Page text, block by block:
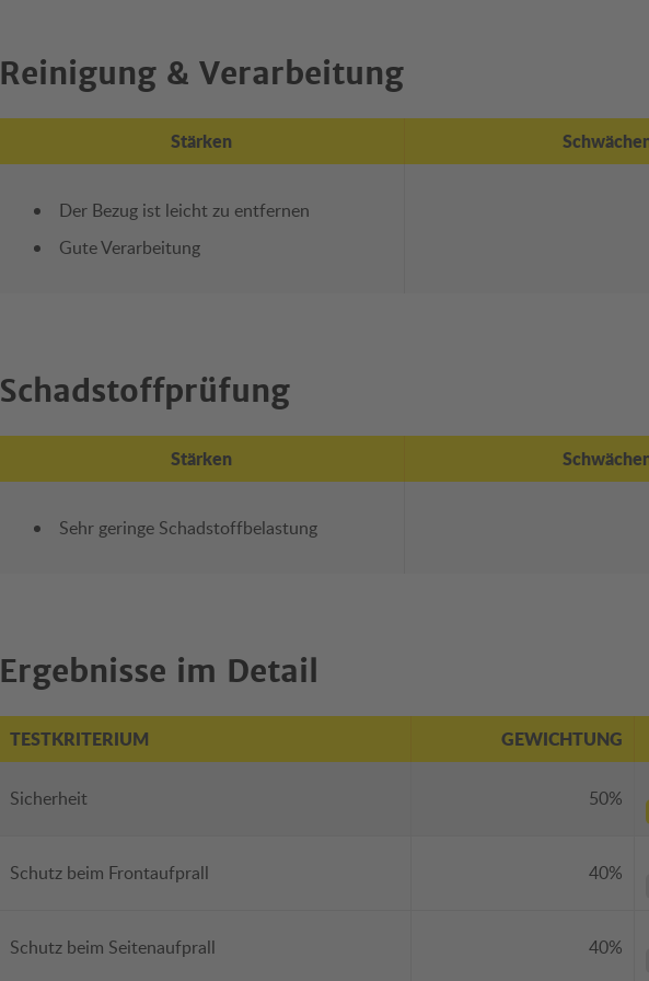
Reinigung & Verarbeitung
Stärken
Der Bezug ist leicht zu entfernen
Gute Verarbeitung
Schadstoffprüfung
Stärken
Sehr geringe Schadstoffbelastung
Ergebnisse im Detail
TESTKRITERIUM GEWICHTUNG
Sicherheit 50%
Schutz beim Frontaufprall 40%
Schutz beim Seitenaufprall 40%